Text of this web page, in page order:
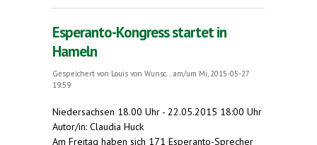
Esperanto-Kongress startet in
Hameln
Gespeichert von Louis von Wunsc...
am/um Mi, 2015-05-27
19:59
Niedersachsen 18.00 Uhr - 22.05.2015 18:00 Uhr
Autor/in: Claudia Huck
Am Freitag haben sich 171 Esperanto-Sprecher